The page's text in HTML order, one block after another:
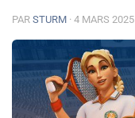
PAR STURM · 4 MARS 2025